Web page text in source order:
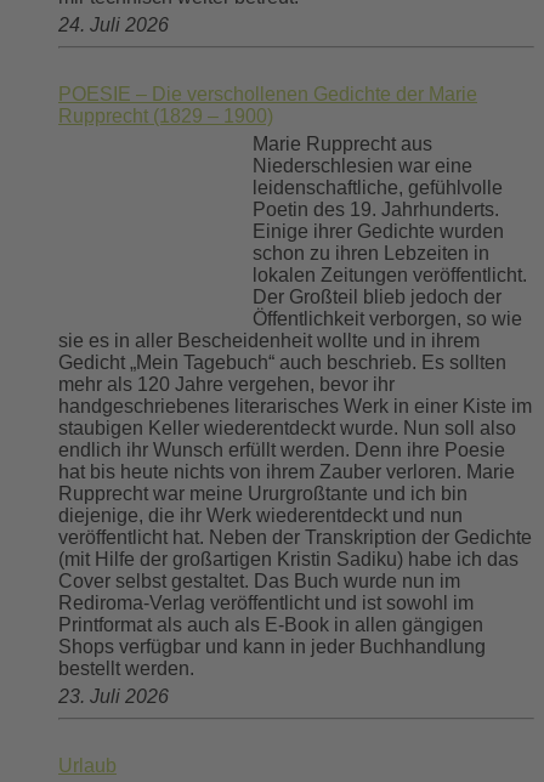
24. Juli 2026
POESIE – Die verschollenen Gedichte der Marie
Rupprecht (1829 – 1900)
Marie Rupprecht aus
Niederschlesien war eine
leidenschaftliche, gefühlvolle
Poetin des 19. Jahrhunderts.
Einige ihrer Gedichte wurden
schon zu ihren Lebzeiten in
lokalen Zeitungen veröffentlicht.
Der Großteil blieb jedoch der
Öffentlichkeit verborgen, so wie
sie es in aller Bescheidenheit wollte und in ihrem
Gedicht „Mein Tagebuch“ auch beschrieb. Es sollten
mehr als 120 Jahre vergehen, bevor ihr
handgeschriebenes literarisches Werk in einer Kiste im
staubigen Keller wiederentdeckt wurde. Nun soll also
endlich ihr Wunsch erfüllt werden. Denn ihre Poesie
hat bis heute nichts von ihrem Zauber verloren. Marie
Rupprecht war meine Ururgroßtante und ich bin
diejenige, die ihr Werk wiederentdeckt und nun
veröffentlicht hat. Neben der Transkription der Gedichte
(mit Hilfe der großartigen Kristin Sadiku) habe ich das
Cover selbst gestaltet. Das Buch wurde nun im
Rediroma-Verlag veröffentlicht und ist sowohl im
Printformat als auch als E-Book in allen gängigen
Shops verfügbar und kann in jeder Buchhandlung
bestellt werden.
23. Juli 2026
Urlaub